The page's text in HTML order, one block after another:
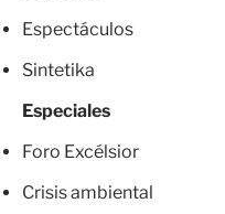
Espectáculos
Sintetika
Especiales
Foro Excélsior
Crisis ambiental